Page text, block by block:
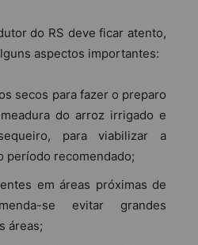
do RS deve ficar atento,
aspectos importantes:
secos para fazer o preparo
do arroz irrigado e
para viabilizar a
período recomendado;
em áreas próximas de
se evitar grandes
áreas;